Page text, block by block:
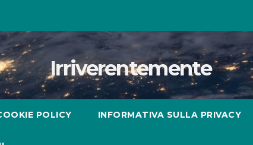
Irriverentemente
POLICY INFORMATIVA SULLA PRIVACY